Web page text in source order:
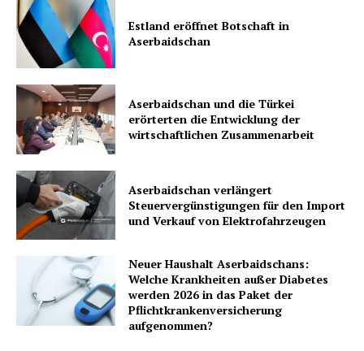
Estland eröffnet Botschaft in
Aserbaidschan
Aserbaidschan und die Türkei
erörterten die Entwicklung der
wirtschaftlichen Zusammenarbeit
Aserbaidschan verlängert
Steuervergünstigungen für den Import
und Verkauf von Elektrofahrzeugen
Neuer Haushalt Aserbaidschans:
Welche Krankheiten außer Diabetes
werden 2026 in das Paket der
Pflichtkrankenversicherung
aufgenommen?